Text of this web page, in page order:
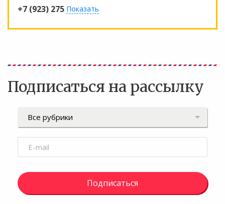
+7 (923) 275 Показать
Подписаться на рассылку
Подписаться